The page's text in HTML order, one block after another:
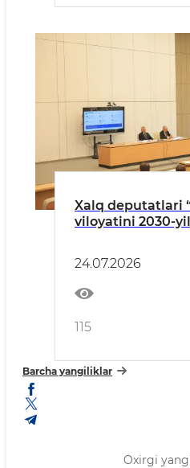
Xalq deputatlari
viloyatini 2030-
24.07.2026
115
Barcha yangiliklar
Oxirgi